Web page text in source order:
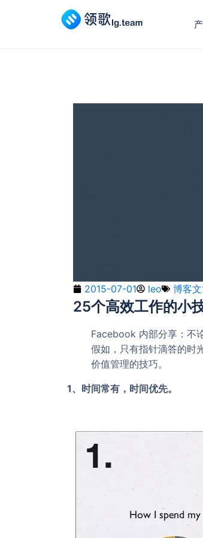
2015-07-01 leo 博客
25个高效工作的小
Facebook 内部分享：不
假如，只有指针滴答的时
价值管理的技巧。
1、时间常有，时间优先。